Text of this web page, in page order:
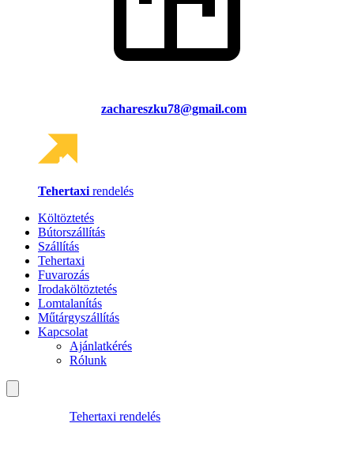
zachareszku78@gmail.com
Tehertaxi rendelés
Költöztetés
Bútorszállítás
Szállítás
Tehertaxi
Fuvarozás
Irodaköltöztetés
Lomtalanítás
Műtárgyszállítás
Kapcsolat
Ajánlatkérés
Rólunk
Tehertaxi rendelés